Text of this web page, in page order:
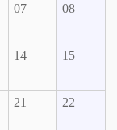
07 08
14 15
21 22